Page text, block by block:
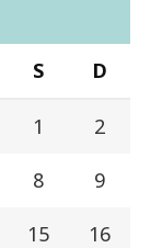
S D
1 2
8 9
15 16